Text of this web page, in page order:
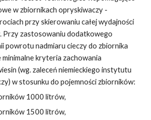
w zbiornikach opryskiwaczy -
przy skierowaniu całej wydajności
Przy zastosowaniu dodatkowego
powrotu nadmiaru cieczy do zbiornika
minimalne kryteria zachowania
(wg. zaleceń niemieckiego instytutu
w stosunku do pojemności zbiorników:
1000 litrów,
1500 litrów,